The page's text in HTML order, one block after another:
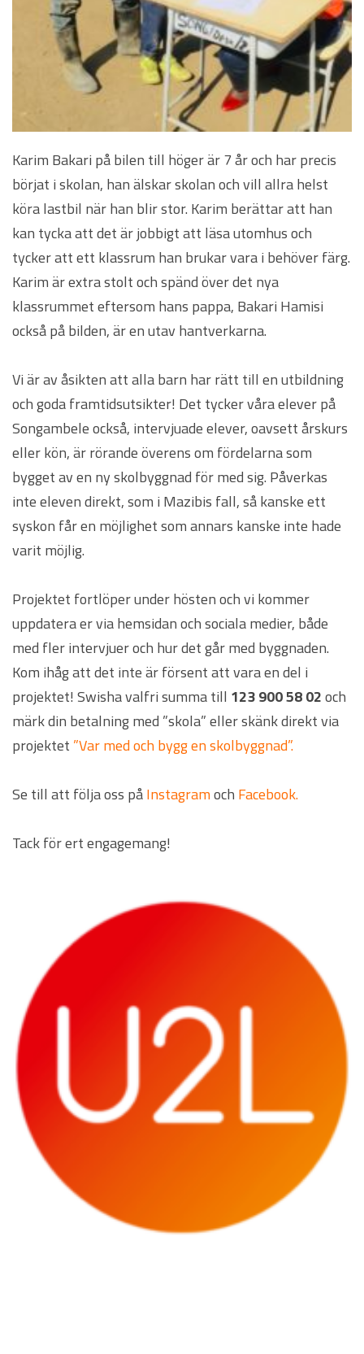
Karim Bakari på bilen till höger är 7 år och har precis
börjat i skolan, han älskar skolan och vill allra helst
köra lastbil när han blir stor. Karim berättar att han
kan tycka att det är jobbigt att läsa utomhus och
tycker att ett klassrum han brukar vara i behöver färg.
Karim är extra stolt och spänd över det nya
klassrummet eftersom hans pappa, Bakari Hamisi
också på bilden, är en utav hantverkarna.
Vi är av åsikten att alla barn har rätt till en utbildning
och goda framtidsutsikter! Det tycker våra elever på
Songambele också, intervjuade elever, oavsett årskurs
eller kön, är rörande överens om fördelarna som
bygget av en ny skolbyggnad för med sig. Påverkas
inte eleven direkt, som i Mazibis fall, så kanske ett
syskon får en möjlighet som annars kanske inte hade
varit möjlig.
Projektet fortlöper under hösten och vi kommer
uppdatera er via hemsidan och sociala medier, både
med fler intervjuer och hur det går med byggnaden.
Kom ihåg att det inte är försent att vara en del i
projektet! Swisha valfri summa till 123 900 58 02och
märk din betalning med ”skola” eller skänk direkt via
projektet ”Var med och bygg en skolbyggnad”.
Se till att följa oss påInstagramoch Facebook.
Tack för ert engagemang!